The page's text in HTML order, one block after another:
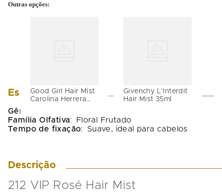
Outras opções:
Good Girl Hair Mist
Carolina Herrera
Givenchy L’Interdit
Hair Mist 35ml
Especificações
Gênero
Família Olfativa:
Floral Frutado
Tempo de fixação: Suave, ideal para cabelos
Descrição
212 VIP Rosé Hair Mist